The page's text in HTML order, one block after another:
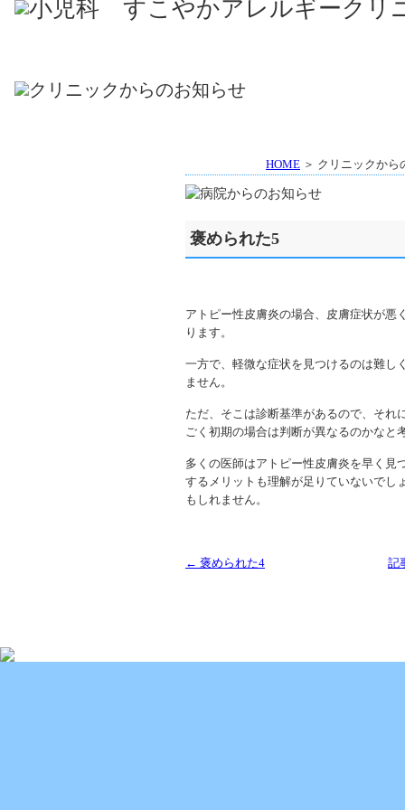
HOME ＞ クリニックか
褒められた5
アトピー性皮膚炎の場合、皮膚症状が悪
ります。
一方で、軽微な症状を見つけるのは難し
ません。
ただ、そこは診断基準があるので、それ
ごく初期の場合は判断が異なるのかなと
多くの医師はアトピー性皮膚炎を早く見
するメリットも理解が足りていないでし
もしれません。
← 褒められた4 記